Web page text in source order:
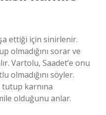
ettiği için sinirlenir.
olmadığını sorar ve
Vartolu, Saadet’e onu
olmadığını söyler.
karnına
olduğunu anlar.